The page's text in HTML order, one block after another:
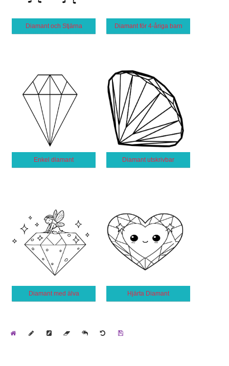
Diamant och Stjärna Diamant för 4-åriga barn
Enkel diamant Diamant utskrivbar
Diamant med älva Hjärta Diamant